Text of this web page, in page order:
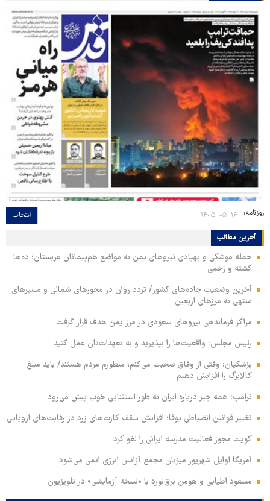
روزنامه: انتخاب
آخرین مطالب
حمله موشکی و پهپادی نیروهای یمن به مواضع هم‌پیمانان عربستان؛ ده‌ها
کشته و زخمی
آخرین وضعیت جاده‌های کشور/ تردد روان در محورهای شمالی و مسیرهای
منتهی به مرزهای اربعین
مراکز فرماندهی نیروهای سعودی در مرز یمن هدف قرار گرفت
رئیس مجلس: واقعیت‌ها را بپذیرید و به تعهدات‌تان عمل کنید
پزشکیان: وقتی از وفاق صحبت می‌کنم، منظورم مردم هستند/ باید مبلغ
کالابرگ را افزایش دهیم
ترامپ: همه چیز درباره ایران به طور استثنایی خوب پیش می‌رود
تغییر قوانین انضباطی یوفا؛ افزایش سقف کارت‌های زرد در رقابت‌های اروپایی
کویت مجوز فعالیت مدرسه ایرانی را لغو کرد
آمریکا اوایل شهریور میزبان مجمع آژانس انرژی اتمی می‌شود
مسعود اطیابی و هومن برق‌نورد با «نسخه آزمایشی» در تلویزیون